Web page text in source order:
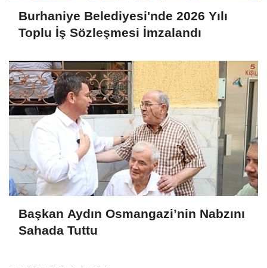
Burhaniye Belediyesi'nde 2026 Yılı
Toplu İş Sözleşmesi İmzalandı
Başkan Aydın Osmangazi’nin Nabzını
Sahada Tuttu